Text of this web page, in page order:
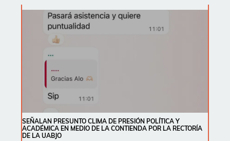
SEÑALAN PRESUNTO CLIMA DE PRESIÓN POLÍTICA Y
ACADÉMICA EN MEDIO DE LA CONTIENDA POR LA RECTORÍA
DE LA UABJO